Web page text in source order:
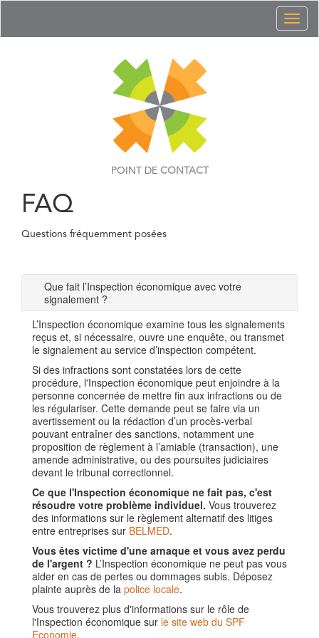
POINT DE CONTACT
FAQ
Questions fréquemment posées
Que fait l’Inspection économique avec votre
signalement ?
L’Inspection économique examine tous les signalements
reçus et, si nécessaire, ouvre une enquête, ou transmet
le signalement au service d’inspection compétent.
Si des infractions sont constatées lors de cette
procédure, l'Inspection économique peut enjoindre à la
personne concernée de mettre fin aux infractions ou de
les régulariser. Cette demande peut se faire via un
avertissement ou la rédaction d’un procès-verbal
pouvant entraîner des sanctions, notamment une
proposition de règlement à l’amiable (transaction), une
amende administrative, ou des poursuites judiciaires
devant le tribunal correctionnel.
Ce que l'Inspection économique ne fait pas, c'est
résoudre votre problème individuel. Vous trouverez
des informations sur le règlement alternatif des litiges
entre entreprises sur BELMED.
Vous êtes victime d'une arnaque et vous avez perdu
de l'argent ? L’Inspection économique ne peut pas vous
aider en cas de pertes ou dommages subis. Déposez
plainte auprès de la police locale.
Vous trouverez plus d'informations sur le rôle de
l'Inspection économique sur le site web du SPF
Economie.